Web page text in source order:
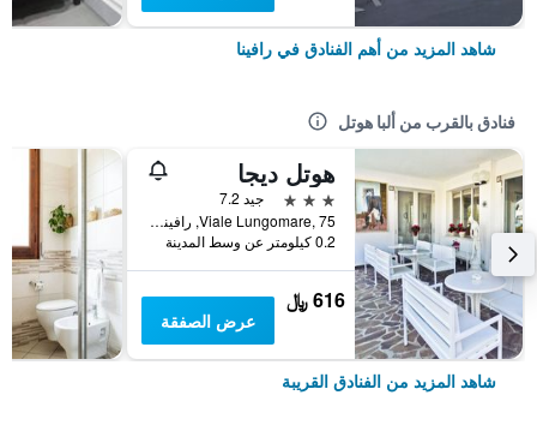
شاهد المزيد من أهم الفنادق في رافينا
فنادق بالقرب من ألبا هوتل
هوتل ديجا
3 نجوم
جيد 7.2
Viale Lungomare, 75, رافينا, مقاطعة رافينا, إيطاليا
0.2 كيلومتر عن وسط المدينة
616 ﷼
عرض الصفقة
شاهد المزيد من الفنادق القريبة